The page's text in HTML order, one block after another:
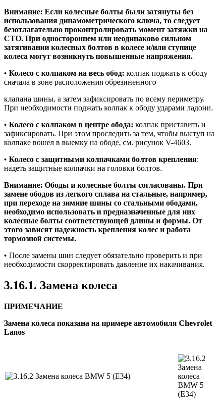
Внимание: Если колесные болты были затянуты без
использования динамометрического ключа, то следует
безотлагательно проконтролировать момент затяжки на
СТО. При одностороннем или неодинаково сильном
затягивании колесных болтов в колесе и/или ступице
колеса могут возникнуть повышенные напряжения.
• Колесо с колпаком на весь обод: колпак поджать к ободу
сначала в зоне расположения обрезиненного
клапана шины, а затем зафиксировать по всему периметру.
При необходимости поджать колпак к ободу ударами ладони.
• Колесо с колпаком в центре обода: колпак приставить и
зафиксировать. При этом проследить за тем, чтобы выступ на
колпаке вошел в выемку на ободе, см. рисунок V-4603.
• Колесо с защитными колпачками болтов крепления:
надеть защитные колпачки на головки болтов.
Внимание: Ободы и колесные болты согласованы. При
замене ободов из легкого сплава на стальные, например,
при переходе на зимние шины со стальными ободами,
необходимо использовать и предназначенные для них
колесные болты соответствующей длины и формы. От
этого зависят надежность крепления колес и работа
тормозной системы.
• После замены шин следует обязательно проверить и при
необходимости скорректировать давление их накачивания.
3.16.1. Замена колеса
ПРИМЕЧАНИЕ
Замена колеса показана на примере автомобиля Chevrolet
Lanos